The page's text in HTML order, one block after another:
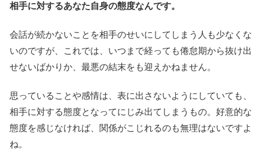
相手に対するあなた自身の態度なんです。
会話が続かないことを相手のせいにしてしまう人も少なくな
いのですが、これでは、いつまで経っても倦怠期から抜け出
せないばかりか、最悪の結末をも迎えかねません。
思っていることや感情は、表に出さないようにしていても、
相手に対する態度となってにじみ出てしまうもの。好意的な
態度を感じなければ、関係がこじれるのも無理はないですよ
ね。